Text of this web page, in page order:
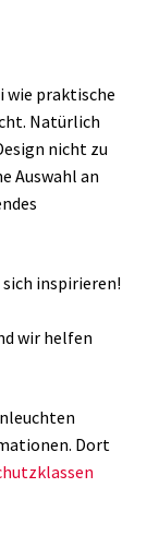
praktische
Natürlich
nicht zu
Auswahl an
sich inspirieren!
wir helfen
Dort